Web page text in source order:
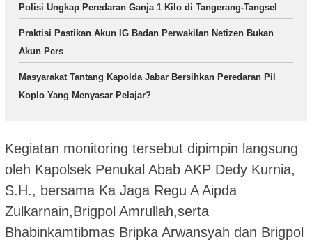
Polisi Ungkap Peredaran Ganja 1 Kilo di Tangerang-Tangsel
Praktisi Pastikan Akun IG Badan Perwakilan Netizen Bukan
Akun Pers
Masyarakat Tantang Kapolda Jabar Bersihkan Peredaran Pil
Koplo Yang Menyasar Pelajar?
Kegiatan monitoring tersebut dipimpin langsung
oleh Kapolsek Penukal Abab AKP Dedy Kurnia,
S.H., bersama Ka Jaga Regu A Aipda
Zulkarnain,Brigpol Amrullah,serta
Bhabinkamtibmas Bripka Arwansyah dan Brigpol